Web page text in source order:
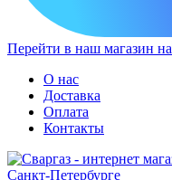
Перейти в наш магазин на
О нас
Доставка
Оплата
Контакты